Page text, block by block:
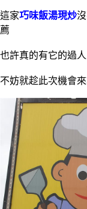
這家巧味飯湯現炒
薦
也許真的有它的過
不妨就趁此次機會